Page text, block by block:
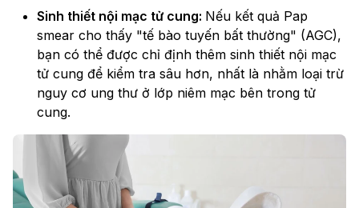
Sinh thiết nội mạc tử cung: Nếu kết quả Pap
smear cho thấy "tế bào tuyến bất thường" (AGC),
bạn có thể được chỉ định thêm sinh thiết nội mạc
tử cung để kiểm tra sâu hơn, nhất là nhằm loại trừ
nguy cơ ung thư ở lớp niêm mạc bên trong tử
cung.